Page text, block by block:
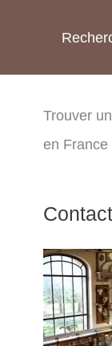
Trouver
en France